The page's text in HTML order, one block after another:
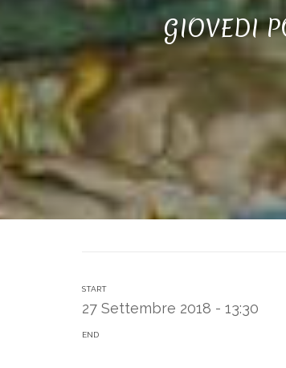
GIOVEDI
START
27 Settembre 2018 - 13:30
END